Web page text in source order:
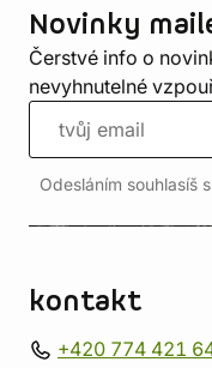
Novinky
Čerstvé info o
nevyhnutelné
Odesláním souhlasíš
kontakt
+420 774 421